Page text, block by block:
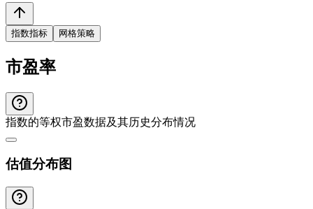
指数指标 网格策略
市盈率
指数的等权市盈数据及其历史分布情况
估值分布图